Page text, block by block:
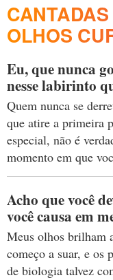
OLHOS
Eu, que nunca
nesse labirinto
Quem nunca se
que atire a primeira
especial, não é
momento em que
Acho que você
você causa em
Meus olhos brilham
começo a suar, e os
de biologia talvez